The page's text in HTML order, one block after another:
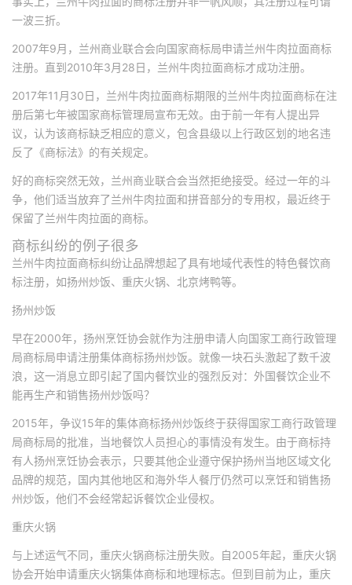
一波三折。
2007年9月，兰州商业联合会向国家商标局申请兰州牛肉拉面商标
注册。直到2010年3月28日，兰州牛肉拉面商标才成功注册。
2017年11月30日，兰州牛肉拉面商标期限的兰州牛肉拉面商标在注
册后第七年被国家商标管理局宣布无效。由于前一年有人提出异
议，认为该商标缺乏相应的意义，包含县级以上行政区划的地名违
反了《商标法》的有关规定。
好的商标突然无效，兰州商业联合会当然拒绝接受。经过一年的斗
争，他们适当放弃了兰州牛肉拉面和拼音部分的专用权，最近终于
保留了兰州牛肉拉面的商标。
商标纠纷的例子很多
兰州牛肉拉面商标纠纷让品牌想起了具有地域代表性的特色餐饮商
标注册，如扬州炒饭、重庆火锅、北京烤鸭等。
扬州炒饭
早在2000年，扬州烹饪协会就作为注册申请人向国家工商行政管理
局商标局申请注册集体商标扬州炒饭。就像一块石头激起了数千波
浪，这一消息立即引起了国内餐饮业的强烈反对：外国餐饮企业不
能再生产和销售扬州炒饭吗？
2015年，争议15年的集体商标扬州炒饭终于获得国家工商行政管理
局商标局的批准，当地餐饮人员担心的事情没有发生。由于商标持
有人扬州烹饪协会表示，只要其他企业遵守保护扬州当地区域文化
品牌的规范，国内其他地区和海外华人餐厅仍然可以烹饪和销售扬
州炒饭，他们不会经常起诉餐饮企业侵权。
重庆火锅
与上述运气不同，重庆火锅商标注册失败。自2005年起，重庆火锅
协会开始申请重庆火锅集体商标和地理标志。但到目前为止，重庆